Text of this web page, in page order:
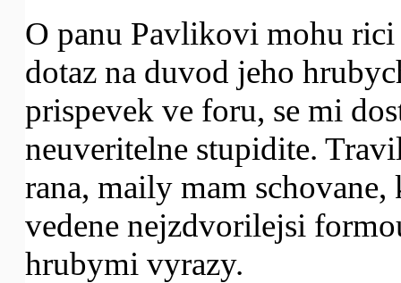
O panu Pavlikovi mohu
dotaz na duvod jeho
prispevek ve foru, se mi
neuveritelne stupidite.
rana, maily mam
vedene nejzdvorilejsi
hrubymi vyrazy.